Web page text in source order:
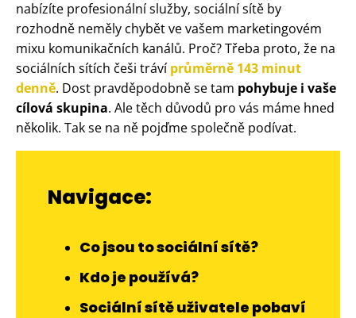
nabízíte profesionální služby, sociální sítě by
rozhodně neměly chybět ve vašem marketingovém
mixu komunikačních kanálů. Proč? Třeba proto, že na
sociálních sítích češi trávíprůměrně 143 minut
denně. Dost pravděpodobně se tam pohybuje i vaše
cílová skupina. Ale těch důvodů pro vás máme hned
několik. Tak se na ně pojďme společně podívat.
Navigace:
Co jsou to sociální sítě?
Kdo je používá?
Sociální sítě uživatele pobaví